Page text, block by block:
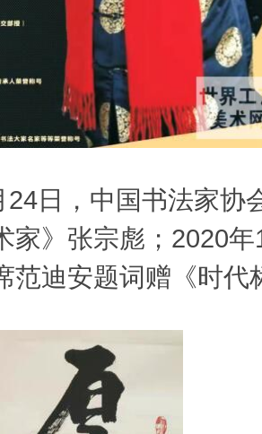
24日，中国书法家协
家》张宗彪；2020
范迪安题词赠《时代